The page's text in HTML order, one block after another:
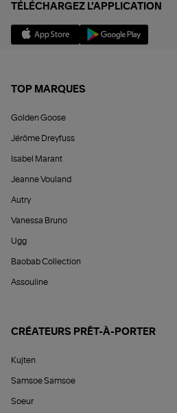
TÉLÉCHARGEZ L'APPLICATION
TOP MARQUES
Golden Goose
Jérôme Dreyfuss
Isabel Marant
Jeanne Vouland
Autry
Vanessa Bruno
Ugg
Baobab Collection
Assouline
CRÉATEURS PRÊT-À-PORTER
Kujten
Samsoe Samsoe
Soeur